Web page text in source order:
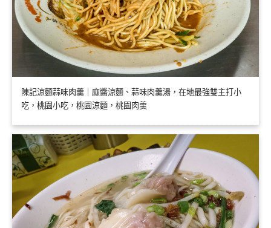
陳記涼麵蒜味肉羹｜麻醬涼麵、蒜味肉羹湯，在地最強雙主打小
吃，桃園小吃，桃園涼麵，桃園肉羹